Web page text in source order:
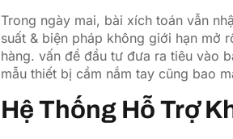
Trong ngày mai, bài xích toán vẫn
suất & biện pháp không giới hạn mở
hàng. vấn đề đầu tư đưa ra tiêu vào
mẫu thiết bị cầm nắm tay cũng bao
Hệ Thống Hỗ Trợ